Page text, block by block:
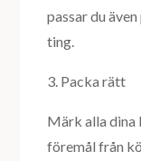
passar du
ting.
3. Packa rätt
Märk alla dina
föremål från